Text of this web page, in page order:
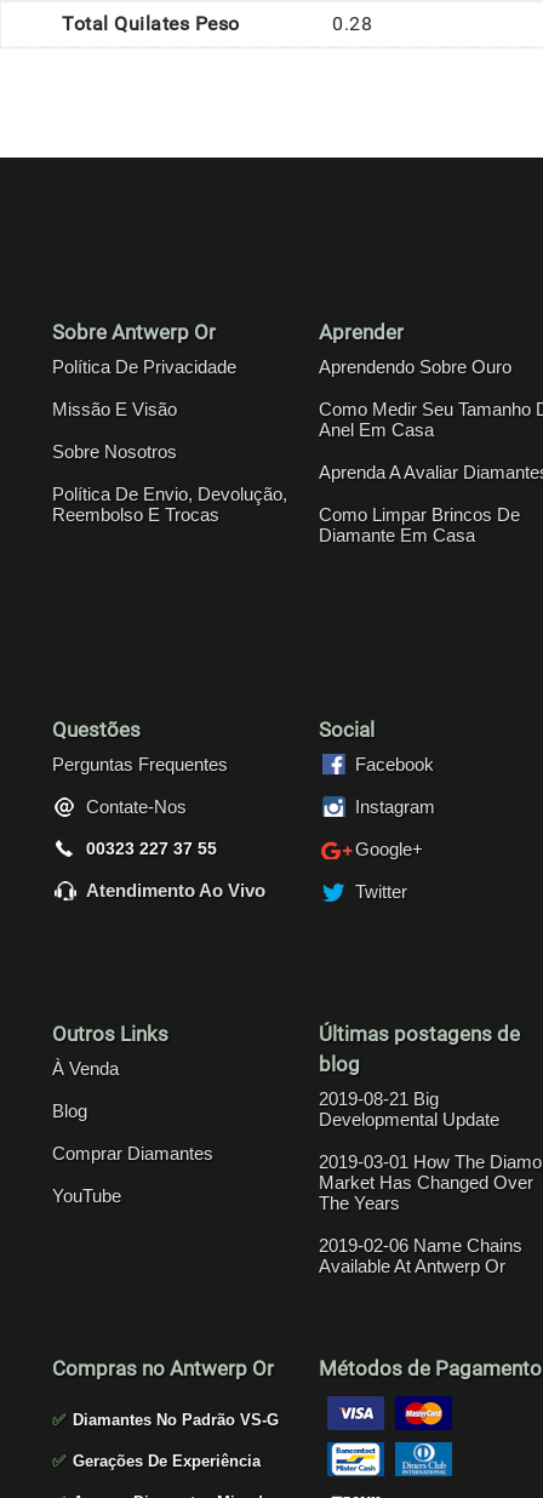
Total Quilates Peso 0.28
Sobre Antwerp Or
Política De Privacidade
Missão E Visão
Sobre Nosotros
Política De Envio, Devolução,
Reembolso E Trocas
Aprender
Aprendendo Sobre Ouro
Como Medir Seu Tamanho
Anel Em Casa
Aprenda A Avaliar
Como Limpar Brincos De
Diamante Em Casa
Questões
Perguntas Frequentes
Contate-Nos
00323 227 37 55
Atendimento Ao Vivo
Social
Facebook
Instagram
Google+
Twitter
Outros Links
À Venda
Blog
Comprar Diamantes
YouTube
Últimas postagens de
blog
2019-08-21 Big
Developmental Update
2019-03-01 How The
Market Has Changed Over
The Years
2019-02-06 Name Chains
Available At Antwerp Or
Compras no Antwerp Or
✅ Diamantes No Padrão VS-G
✅ Gerações De Experiência
Métodos de Pagamento